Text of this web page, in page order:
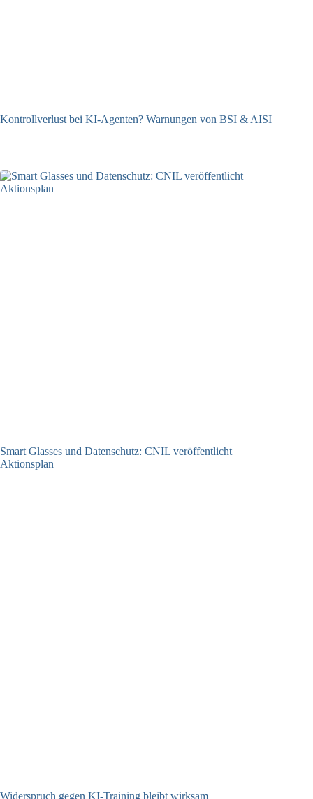
Kontrollverlust bei KI-Agenten? Warnungen von BSI & AISI
Smart Glasses und Datenschutz: CNIL veröffentlicht
Aktionsplan
Widerspruch gegen KI-Training bleibt wirksam